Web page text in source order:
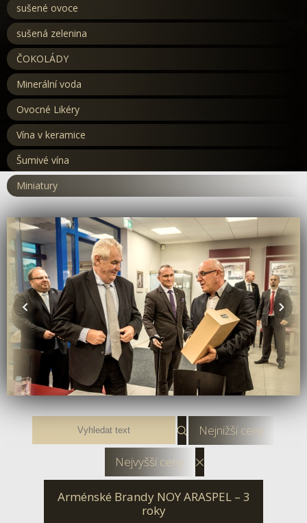
sušené ovoce
sušená zelenina
ČOKOLÁDY
Minerální voda
Ovocné Likéry
Vína v keramice
Šumivé vína
Miniatury
Nejnižší ceny
Nejvyšší ceny
Arménské Brandy NOY ARASPEL – 3
roky